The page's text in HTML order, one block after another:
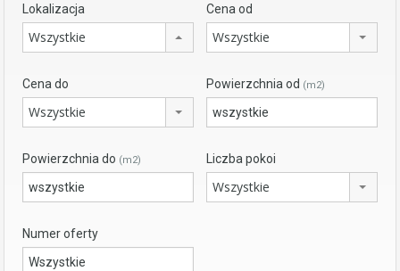
Lokalizacja
Wszystkie
Cena od
Wszystkie
Cena do
Wszystkie
Powierzchnia od (m2)
Powierzchnia do (m2) Liczba pokoi
Wszystkie
Numer oferty